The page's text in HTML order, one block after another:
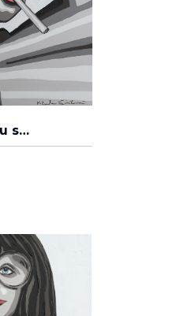
Lapá po dechu skrz zničené plíce